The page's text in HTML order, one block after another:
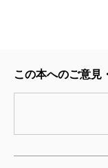
さんという男を狙
と関係のある長
を手に、彼女は
というのが第一
二話「義理と愛
この本へのご意見